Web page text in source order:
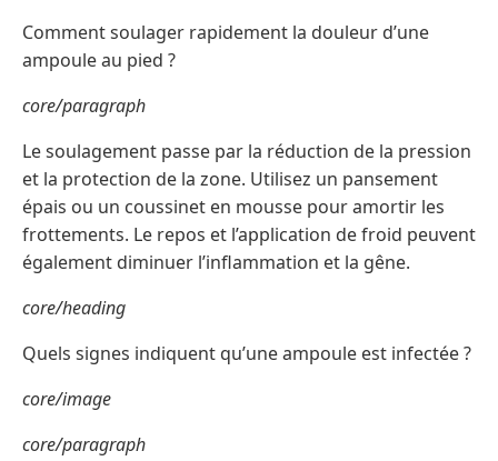
Comment soulager rapidement la douleur d’une
ampoule au pied ?
core/paragraph
Le soulagement passe par la réduction de la pression
et la protection de la zone. Utilisez un pansement
épais ou un coussinet en mousse pour amortir les
frottements. Le repos et l’application de froid peuvent
également diminuer l’inflammation et la gêne.
core/heading
Quels signes indiquent qu’une ampoule est infectée ?
core/image
core/paragraph